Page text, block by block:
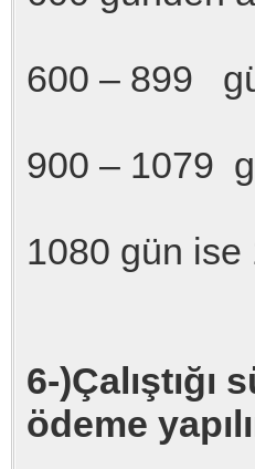
600 – 899
900 – 1079
1080 gün ise
6-
ödeme